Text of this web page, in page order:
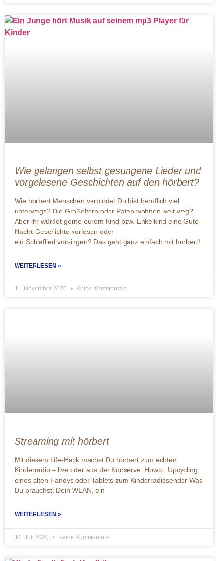
Wie gelangen selbst gesungene Lieder und
vorgelesene Geschichten auf den hörbert?
Wie hörbert Menschen verbindet Du bist beruflich viel
unterwegs? Die Großeltern oder Paten wohnen weit weg?
Aber ihr würdet gerne eurem Kind bzw. Enkelkind eine Gute-
Nacht-Geschichte vorlesen oder
ein Schlaflied vorsingen? Das geht ganz einfach mit hörbert!
WEITERLESEN »
11. November 2020 Keine Kommentare
Streaming mit hörbert
Mit diesem Life-Hack machst Du hörbert zum echten
Kinderradio – live oder aus der Konserve. Howto: Upcycling
eines alten Handys oder Tablets zum Kinderradiosender Was
Du brauchst: Dein WLAN, ein
WEITERLESEN »
14. Juli 2020 Keine Kommentare